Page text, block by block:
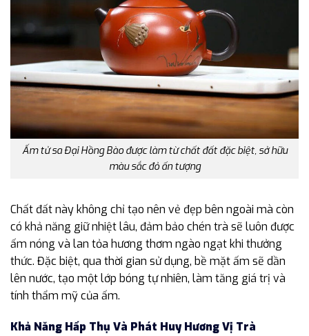
Ấm tử sa Đại Hồng Bào được làm từ chất đất đặc biệt, sở hữu
màu sắc đỏ ấn tượng
Chất đất này không chỉ tạo nên vẻ đẹp bên ngoài mà còn
có khả năng giữ nhiệt lâu, đảm bảo chén trà sẽ luôn được
ấm nóng và lan tỏa hương thơm ngào ngạt khi thưởng
thức. Đặc biệt, qua thời gian sử dụng, bề mặt ấm sẽ dần
lên nước, tạo một lớp bóng tự nhiên, làm tăng giá trị và
tính thẩm mỹ của ấm.
Khả Năng Hấp Thụ Và Phát Huy Hương Vị Trà